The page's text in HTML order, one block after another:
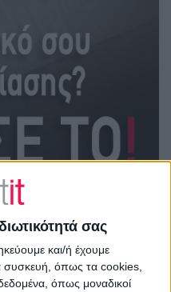
σας
και/ή έχουμε
συσκευή, όπως τα cookies,
όπως μοναδικοί